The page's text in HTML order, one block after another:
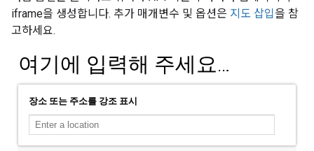
iframe을 생성합니다. 추가 매개변수 및 옵션은 지도 삽입 을 참
고하세요.